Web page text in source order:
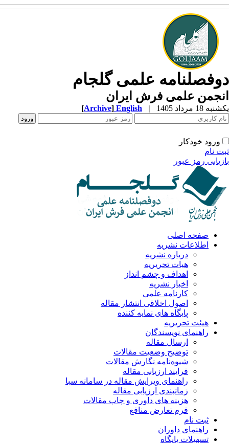
علمی گلجام
علمی فرش ایران
18 مرداد 1405 |
English
[Archive]
ورود خودکار
نام
رمز عبور
صفحه اصلی
اطلاعات نشریه
درباره نشریه
هیات تحریریه
اهداف و چشم انداز
اخبار نشریه
کارنامه علمی
اصول اخلاقی انتشار مقاله
پایگاه های نمایه کننده
هیئت تحریریه
راهنمای نویسندگان
ارسال مقاله
توضیح وضعیت مقالات
شیوه‌نامه نگارش مقالات
فرایند ارزیابی مقاله
راهنمای ویرایش مقاله در سامانه سبا
زمانبندی ارزیابی مقاله
هزینه های داوری و چاپ مقالات
فرم تعارض منافع
ثبت نام
راهنمای داوران
تسهیلات پایگاه